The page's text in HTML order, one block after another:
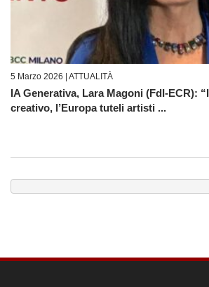
5 Marzo 2026 | ATTUALITÀ
IA Generativa, Lara Magoni (FdI-ECR):
creativo, l’Europa tuteli artisti ...